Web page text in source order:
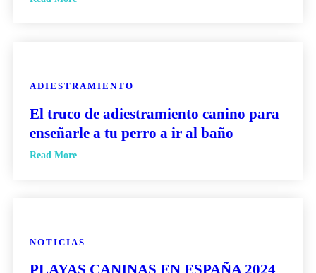
ADIESTRAMIENTO
El truco de adiestramiento canino para
enseñarle a tu perro a ir al baño
Read More
NOTICIAS